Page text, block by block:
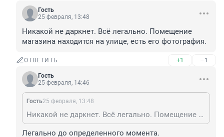
Гость
25 февраля, 13:48
Никакой не даркнет. Всё легально. Помещение
магазина находится на улице, есть его фотография.
ОТВЕТИТЬ +1 –1
Гость
25 февраля, 14:46
Гость25 февраля, 13:48
Никакой не даркнет. Всё легально. Помещение магазина находится на улице, есть его фотография.
Легально до определенного момента.